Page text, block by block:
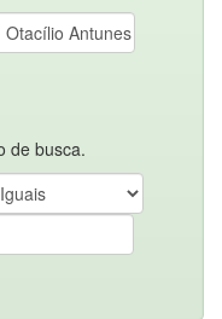
de busca.